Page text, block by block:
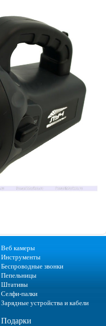
Веб камеры
Инструменты
Беспроводные звонки
Пепельницы
Штативы
Селфи-палки
Зарядные устройства и кабели
Подарки